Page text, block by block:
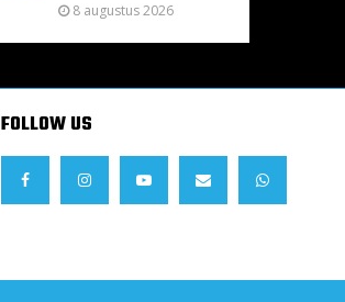
8 augustus 2026
FOLLOW US